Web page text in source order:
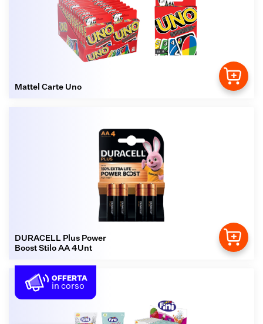
Mattel Carte Uno
DURACELL Plus Power
Boost Stilo AA 4Unt
OFFERTA
in corso